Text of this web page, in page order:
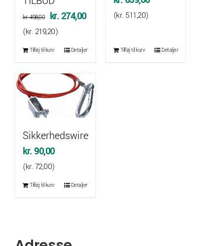
kr.498,00
Den
oprindelige
kr. 498,00.
kr.274,00Den
(kr. 219,20)
Tilføj til kurv Detaljer
(kr. 511,20)
Tilføj til kurv Detaljer
Sikkerhedswire
kr.90,00
(kr.72,00)
Tilføj til kurv Detaljer